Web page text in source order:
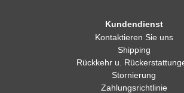
Kundendienst
Kontaktieren Sie uns
Shipping
Rückkehr u.
Stornierung
Zahlungsrichtlinie